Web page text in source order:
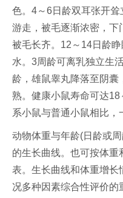
色。4～6日龄双耳张开
游走，被毛逐渐浓密，下
被毛长齐。12～14日龄
水。3周龄可离乳独立生
龄，雄鼠睾丸降落至阴囊
熟。健康小鼠寿命可达
系小鼠与普通小鼠相比，
动物体重与年龄(日龄或
的生长曲线。也可按体
表。生长曲线和体重增长
况多种因素综合性评价的